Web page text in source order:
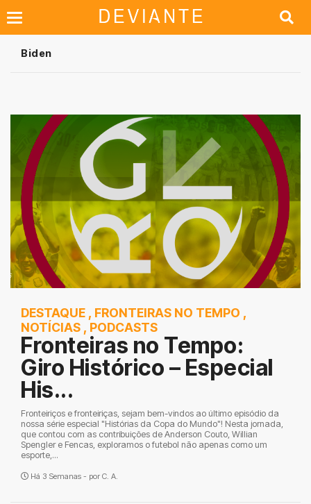
Biden
DESTAQUE , FRONTEIRAS NO TEMPO ,
NOTÍCIAS , PODCASTS
Fronteiras no Tempo:
Giro Histórico – Especial
His...
Fronteiriços e fronteiriças, sejam bem-vindos ao último episódio da
nossa série especial "Histórias da Copa do Mundo"! Nesta jornada,
que contou com as contribuições de Anderson Couto, Willian
Spengler e Fencas, exploramos o futebol não apenas como um
esporte,...
Há 3 Semanas - por C. A.